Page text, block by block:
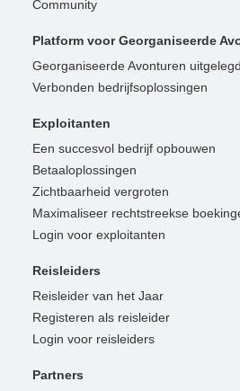
Community
Platform voor Georganiseerde
Georganiseerde Avonturen uitgelegd
Verbonden bedrijfsoplossingen
Exploitanten
Een succesvol bedrijf opbouwen
Betaaloplossingen
Zichtbaarheid vergroten
Maximaliseer rechtstreekse
Login voor exploitanten
Reisleiders
Reisleider van het Jaar
Registeren als reisleider
Login voor reisleiders
Partners